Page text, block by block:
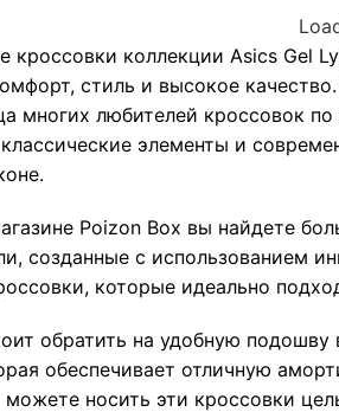
кроссовки коллекции Asics Gel
стиль и высокое
многих любителей кроссовок
элементы и
Poizon Box вы найдете
созданные с использованием
которые идеально
обратить на удобную
обеспечивает отличную
носить эти кроссовки